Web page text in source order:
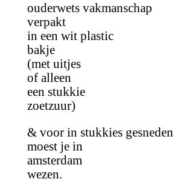
ouderwets vakmanschap
verpakt
in een wit plastic
bakje
(met uitjes
of alleen
een stukkie
zoetzuur)
& voor in stukkies
moest je in
amsterdam
wezen.